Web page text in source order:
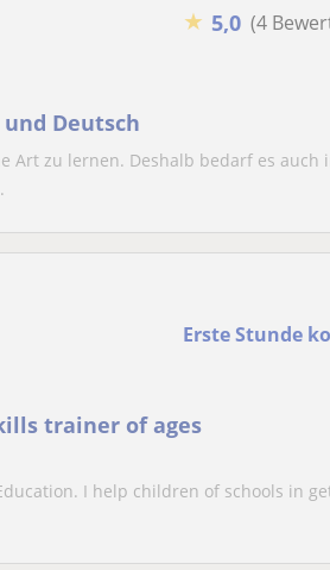
★ 5,0 (4
Deutsch
Art zu lernen. Deshalb bedarf es auch
Erste Stunde
trainer of ages
I help children of schools in